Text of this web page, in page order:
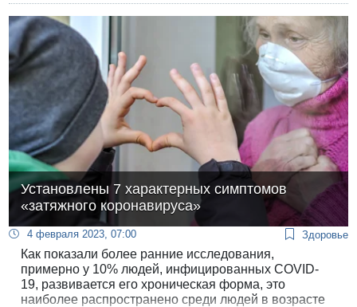
групп населения с высоким риском развития
опасных пандемий. Благодаря методике
отслеживания ДНК, разработанной международной
командой судебно-медицинских экспертов,
преступников можно будет выявить и остановить.
Установлены 7 характерных симптомов
«затяжного коронавируса»
4 февраля 2023, 07:00 Здоровье
Как показали более ранние исследования,
примерно у 10% людей, инфицированных COVID-
19, развивается его хроническая форма, это
наиболее распространено среди людей в возрасте